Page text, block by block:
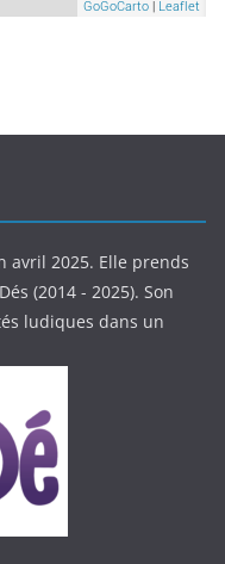
avril 2025. Elle prends
(2014 - 2025). Son
ludiques dans un